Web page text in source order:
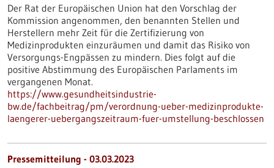
Der Rat der Europäischen Union hat den Vorschlag der
Kommission angenommen, den benannten Stellen und
Herstellern mehr Zeit für die Zertifizierung von
Medizinprodukten einzuräumen und damit das Risiko von
Versorgungs-Engpässen zu mindern. Dies folgt auf die
positive Abstimmung des Europäischen Parlaments im
vergangenen Monat.
https://www.gesundheitsindustrie-
bw.de/fachbeitrag/pm/verordnung-ueber-medizinprodukte-
laengerer-uebergangszeitraum-fuer-umstellung-beschlossen
Pressemitteilung - 03.03.2023